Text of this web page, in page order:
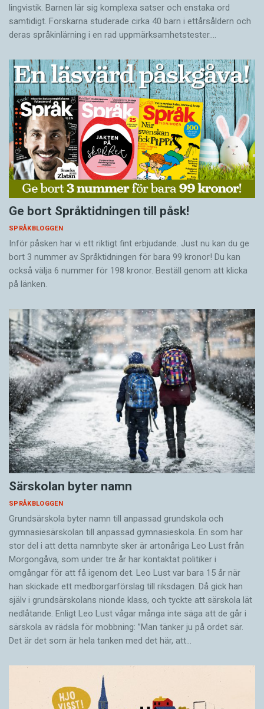
lingvistik. Barnen lär sig komplexa satser och enstaka ord
samtidigt. Forskarna studerade cirka 40 barn i ettårsåldern och
deras språkinlärning i en rad uppmärksamhetstester.…
Ge bort Språktidningen till påsk!
SPRÅKBLOGGEN
Inför påsken har vi ett riktigt fint erbjudande. Just nu kan du ge
bort 3 nummer av Språktidningen för bara 99 kronor! Du kan
också välja 6 nummer för 198 kronor. Beställ genom att klicka
på länken.
Särskolan byter namn
SPRÅKBLOGGEN
Grundsärskola byter namn till anpassad grundskola och
gymnasiesärskolan till anpassad gymnasieskola. En som har
stor del i att detta namnbyte sker är artonåriga Leo Lust från
Morgongåva, som under tre år har kontaktat politiker i
omgångar för att få igenom det. Leo Lust var bara 15 år när
han skickade ett medborgarförslag till riksdagen. Då gick han
själv i grundsärskolans nionde klass, och tyckte att särskola lät
nedlåtande. Enligt Leo Lust vågar många inte säga att de går i
särskola av rädsla för mobbning: ”Man tänker ju på ordet sär.
Det är det som är hela tanken med det här, att…